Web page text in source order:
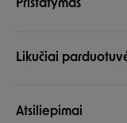
Pristatymas
Likučiai
Atsiliepimai